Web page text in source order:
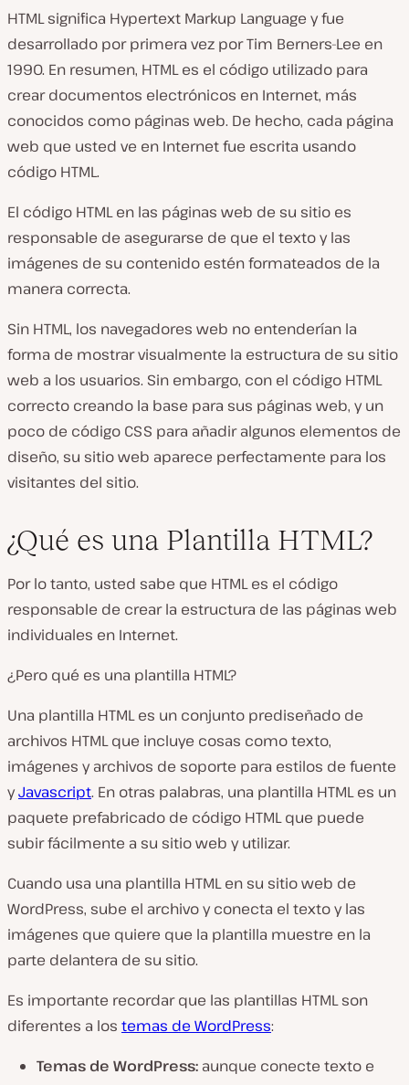
HTML significa Hypertext Markup Language y fue
desarrollado por primera vez por Tim Berners-Lee en
1990. En resumen, HTML es el código utilizado para
crear documentos electrónicos en Internet, más
conocidos como páginas web. De hecho, cada página
web que usted ve en Internet fue escrita usando
código HTML.
El código HTML en las páginas web de su sitio es
responsable de asegurarse de que el texto y las
imágenes de su contenido estén formateados de la
manera correcta.
Sin HTML, los navegadores web no entenderían la
forma de mostrar visualmente la estructura de su sitio
web a los usuarios. Sin embargo, con el código HTML
correcto creando la base para sus páginas web, y un
poco de código CSS para añadir algunos elementos de
diseño, su sitio web aparece perfectamente para los
visitantes del sitio.
¿Qué es una Plantilla HTML?
Por lo tanto, usted sabe que HTML es el código
responsable de crear la estructura de las páginas web
individuales en Internet.
¿Pero qué es una plantilla HTML?
Una plantilla HTML es un conjunto prediseñado de
archivos HTML que incluye cosas como texto,
imágenes y archivos de soporte para estilos de fuente
yJavascript. En otras palabras, una plantilla HTML es un
paquete prefabricado de código HTML que puede
subir fácilmente a su sitio web y utilizar.
Cuando usa una plantilla HTML en su sitio web de
WordPress, sube el archivo y conecta el texto y las
imágenes que quiere que la plantilla muestre en la
parte delantera de su sitio.
Es importante recordar que las plantillas HTML son
diferentes a los temas de WordPress:
Temas de WordPress: aunque conecte texto e